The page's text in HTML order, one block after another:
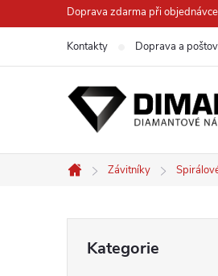
na
Doprava zdarma při
Kontakty Doprava a
Domů
Závitníky
kategorie
Kategorie